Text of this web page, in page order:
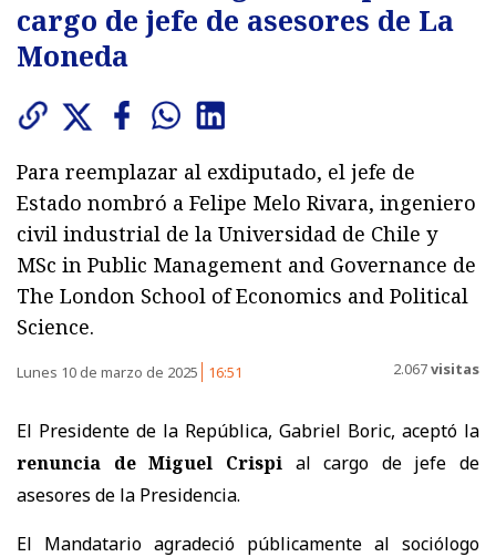
cargo de jefe de asesores de La
Moneda
Para reemplazar al exdiputado, el jefe de
Estado nombró a Felipe Melo Rivara, ingeniero
civil industrial de la Universidad de Chile y
MSc in Public Management and Governance de
The London School of Economics and Political
Science.
Lunes 10 de marzo de 2025 16:51 2.067visitas
El Presidente de la República, Gabriel Boric, aceptó la
renuncia de Miguel Crispial cargo de jefe de
asesores de la Presidencia.
El Mandatario agradeció públicamente al sociólogo